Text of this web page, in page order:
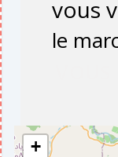
+